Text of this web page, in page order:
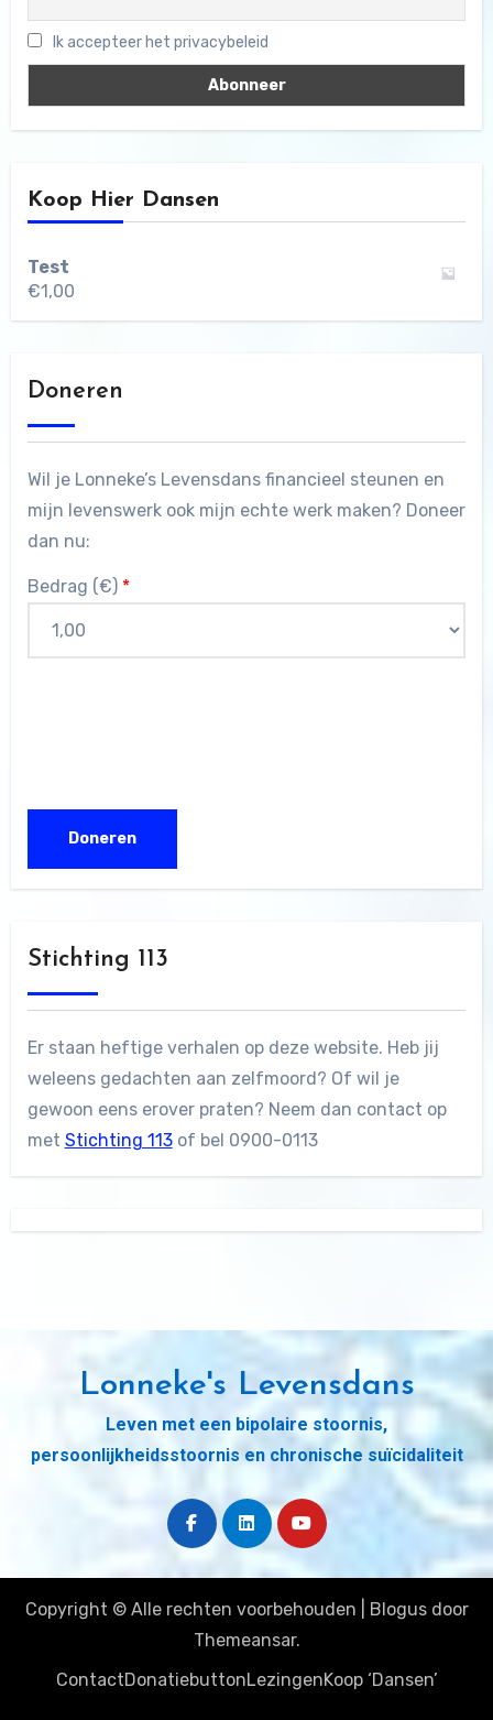
Ik accepteer het privacybeleid
Koop Hier Dansen
Test
€1,00
Doneren
Wil je Lonneke’s Levensdans financieel steunen en
mijn levenswerk ook mijn echte werk maken? Doneer
dan nu:
Bedrag (€) *
Stichting 113
Er staan heftige verhalen op deze website. Heb jij
weleens gedachten aan zelfmoord? Of wil je
gewoon eens erover praten? Neem dan contact op
met Stichting 113of bel 0900-0113
Lonneke's Levensdans
Leven met een bipolaire stoornis,
persoonlijkheidsstoornis en chronische suïcidaliteit
Copyright © Alle rechten voorbehouden Blogusdoor
Themeansar.
ContactDonatiebuttonLezingenKoop ‘Dansen’